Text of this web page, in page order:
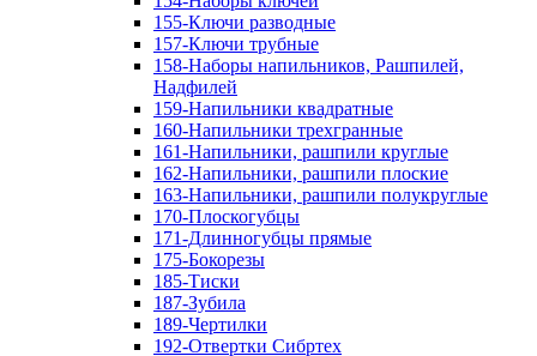
155-Ключи разводные
157-Ключи трубные
158-Наборы напильников, Рашпилей,
Надфилей
159-Напильники квадратные
160-Напильники трехгранные
161-Напильники, рашпили круглые
162-Напильники, рашпили плоские
163-Напильники, рашпили полукруглые
170-Плоскогубцы
171-Длинногубцы прямые
175-Бокорезы
185-Тиски
187-Зубила
189-Чертилки
192-Отвертки Сибртех